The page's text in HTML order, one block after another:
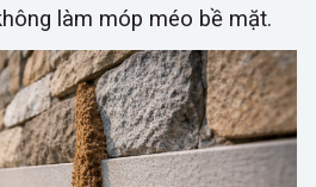
làm móp méo bề mặt.